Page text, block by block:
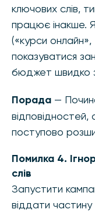
ключових слів,
працює інакше.
(«курси
показуватися
бюджет швидко
Порада —
відповідностей,
поступово
Помилка 4.
слів
Запустити
віддати